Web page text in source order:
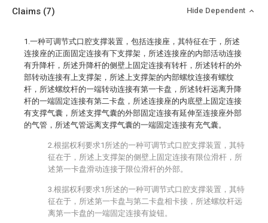
Claims (7) Hide Dependent
1.一种可调节式口腔支撑装置，包括连接座，其特征在于，所述
连接座的正面固定连接有下支撑架，所述连接座的内部活动连接
有升降杆，所述升降杆的侧壁上固定连接有转杆，所述转杆的外
部转动连接有上支撑架，所述上支撑架的内部螺纹连接有螺纹
杆，所述螺纹杆的一端转动连接有第一卡盘，所述转杆远离升降
杆的一端固定连接有第二卡盘，所述连接座的内底壁上固定连接
有支撑气囊，所述支撑气囊的外部固定连接有延伸至连接座外部
的气管，所述气管远离支撑气囊的一端固定连接有充气囊。
2.根据权利要求1所述的一种可调节式口腔支撑装置，其特
征在于，所述上支撑架的侧壁上固定连接有限位滑杆，所
述第一卡盘滑动连接于限位滑杆的外部。
3.根据权利要求1所述的一种可调节式口腔支撑装置，其特
征在于，所述第一卡盘与第二卡盘相卡接，所述螺纹杆远
离第一卡盘的一端固定连接有旋钮。